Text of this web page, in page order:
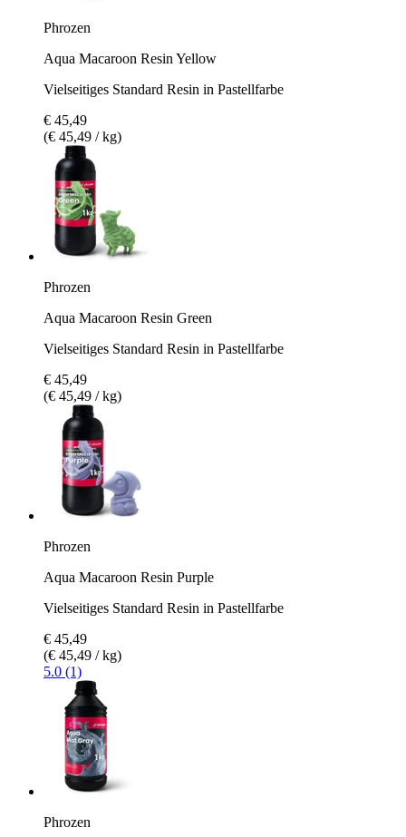
Phrozen
Aqua Macaroon Resin Yellow
Vielseitiges Standard Resin in Pastellfarbe
€ 45,49
(€ 45,49 / kg)
Phrozen
Aqua Macaroon Resin Green
Vielseitiges Standard Resin in Pastellfarbe
€ 45,49
(€ 45,49 / kg)
Phrozen
Aqua Macaroon Resin Purple
Vielseitiges Standard Resin in Pastellfarbe
€ 45,49
(€ 45,49 / kg)
5.0 (1)
Phrozen